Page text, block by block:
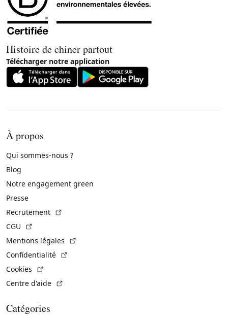
Histoire de chiner partout
Télécharger notre application
À propos
Qui sommes-nous ?
Blog
Notre engagement green
Presse
Recrutement
CGU
Mentions légales
Confidentialité
Cookies
Centre d'aide
Catégories